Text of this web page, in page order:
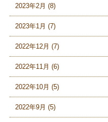
2023年2月 (8)
2023年1月 (7)
2022年12月 (7)
2022年11月 (6)
2022年10月 (5)
2022年9月 (5)